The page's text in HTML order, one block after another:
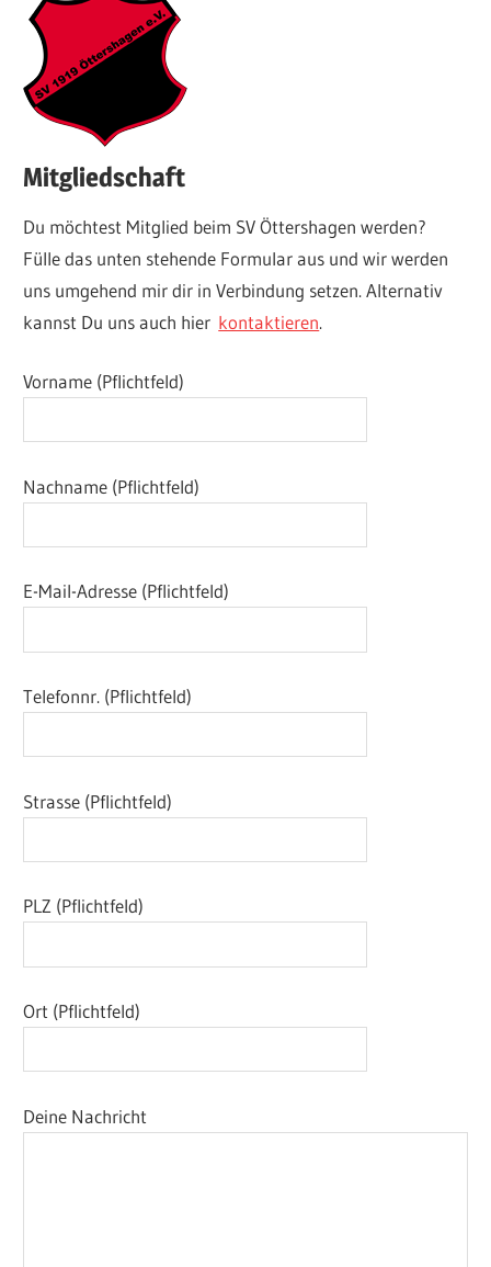
Mitgliedschaft
Du möchtest Mitglied beim SV Öttershagen werden?
Fülle das unten stehende Formular aus und wir werden
uns umgehend mir dir in Verbindung setzen. Alternativ
kannst Du uns auch hier kontaktieren.
Vorname (Pflichtfeld)
Nachname (Pflichtfeld)
E-Mail-Adresse (Pflichtfeld)
Telefonnr. (Pflichtfeld)
Strasse (Pflichtfeld)
PLZ (Pflichtfeld)
Ort (Pflichtfeld)
Deine Nachricht